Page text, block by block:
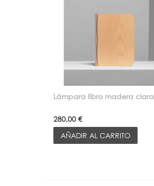
Lámpara libro madera clara
280,00 €
AÑADIR AL CARRITO